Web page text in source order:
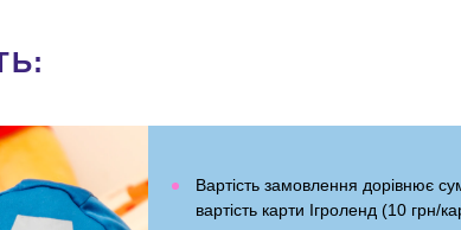
Вартість замовлення дорівнює
вартість карти Ігроленд (10 грн/